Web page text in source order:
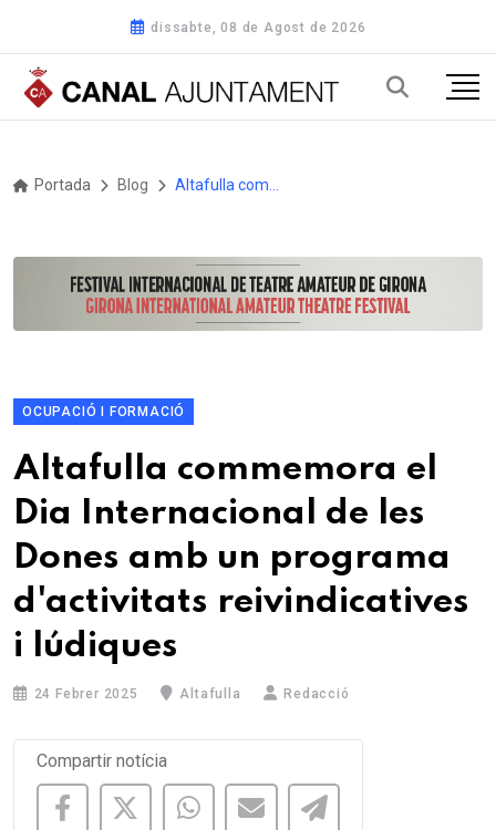
dissabte, 08 de Agost de 2026
Portada Blog
OCUPACIÓ I FORMACIÓ
Altafulla commemora el
Dia Internacional de les
Dones amb un programa
d'activitats reivindicatives
i lúdiques
24 Febrer 2025 Altafulla Redacció
Compartir notícia